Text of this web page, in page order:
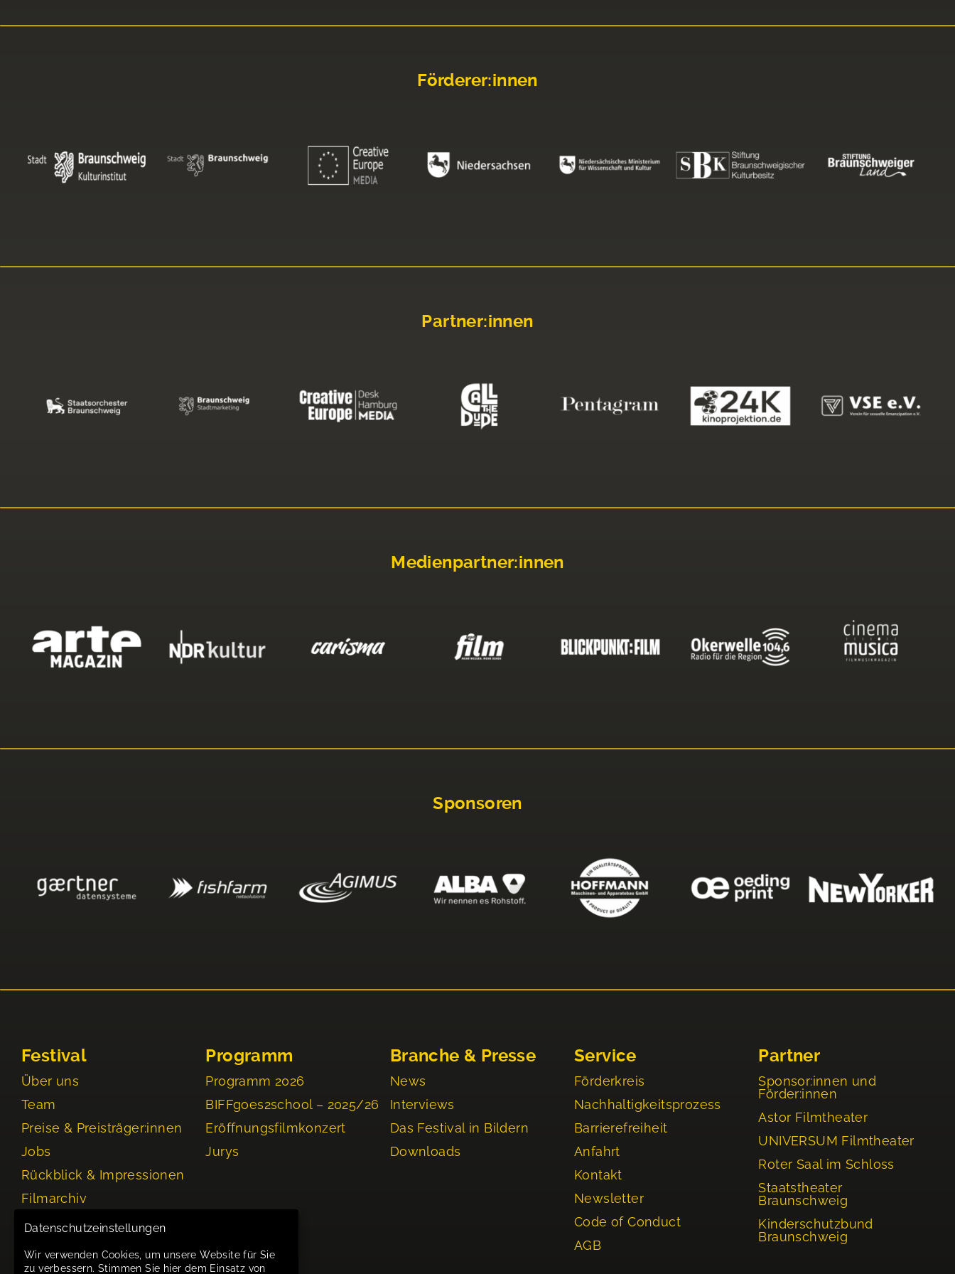
Förderer:innen
Partner:innen
Medienpartner:innen
Sponsoren
Festival
Über uns
Team
Preise & Preisträger:innen
Jobs
Rückblick & Impressionen
Filmarchiv
Events
Programm
Programm 2026
BIFFgoes2school – 2025/26
Eröffnungsfilmkonzert
Jurys
Branche & Presse
News
Interviews
Das Festival in Bildern
Downloads
Service
Förderkreis
Nachhaltigkeitsprozess
Barrierefreiheit
Anfahrt
Kontakt
Newsletter
Code of Conduct
AGB
Partner
Sponsor:innen und
Förder:innen
Astor Filmtheater
UNIVERSUM Filmtheater
Roter Saal im Schloss
Staatstheater
Braunschweig
Kinderschutzbund
Braunschweig
Datenschutzeinstellungen
Wir verwenden Cookies, um unsere Website für Sie
zu verbessern. Stimmen Sie hier dem Einsatz von